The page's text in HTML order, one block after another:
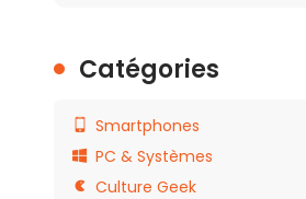
Catégories
Smartphones
PC & Systèmes
Culture Geek